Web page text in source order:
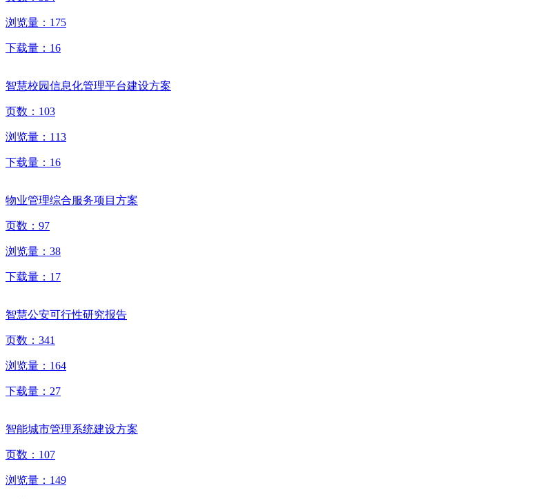
浏览量： 175
下载量： 16
智慧校园信息化管理平台建设方案
页数： 103
浏览量： 113
下载量： 16
物业管理综合服务项目方案
页数： 97
浏览量： 38
下载量： 17
智慧公安可行性研究报告
页数： 341
浏览量： 164
下载量： 27
智能城市管理系统建设方案
页数： 107
浏览量： 149